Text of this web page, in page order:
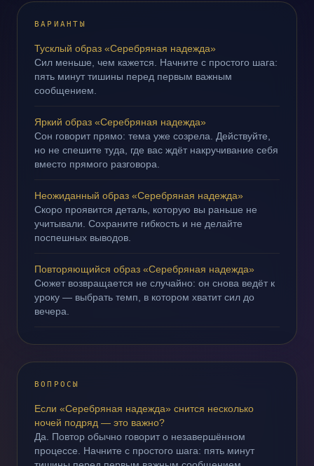
ВАРИАНТЫ
Тусклый образ «Серебряная надежда»
Сил меньше, чем кажется. Начните с простого шага:
пять минут тишины перед первым важным
сообщением.
Яркий образ «Серебряная надежда»
Сон говорит прямо: тема уже созрела. Действуйте,
но не спешите туда, где вас ждёт накручивание себя
вместо прямого разговора.
Неожиданный образ «Серебряная надежда»
Скоро проявится деталь, которую вы раньше не
учитывали. Сохраните гибкость и не делайте
поспешных выводов.
Повторяющийся образ «Серебряная надежда»
Сюжет возвращается не случайно: он снова ведёт к
уроку — выбрать темп, в котором хватит сил до
вечера.
ВОПРОСЫ
Если «Серебряная надежда» снится несколько
ночей подряд — это важно?
Да. Повтор обычно говорит о незавершённом
процессе. Начните с простого шага: пять минут